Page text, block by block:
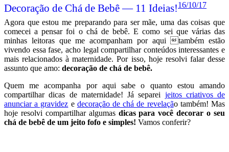
Decoração de Chá de Bebê — 11 Ideias!16/10/17
Agora que estou me preparando para ser mãe, uma das coisas que
comecei a pensar foi o chá de bebê. E como sei que várias das
minhas leitoras que me acompanham por aqui também estão
vivendo essa fase, acho legal compartilhar conteúdos interessantes e
mais relacionados à maternidade. Por isso, hoje resolvi falar desse
assunto que amo: decoração de chá de bebê.
Quem me acompanha por aqui sabe o quanto estou amando
compartilhar dicas de maternidade! Já separei jeitos criativos de
anunciar a gravidez e decoração de chá de revelação também! Mas
hoje resolvi compartilhar algumas dicas para você decorar o seu
chá de bebê de um jeito fofo e simples! Vamos conferir?